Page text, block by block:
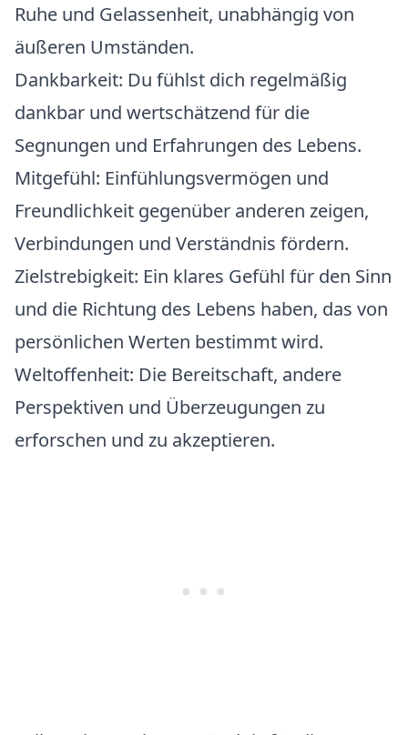
Ruhe und Gelassenheit, unabhängig von
äußeren Umständen.
Dankbarkeit: Du fühlst dich regelmäßig
dankbar und wertschätzend für die
Segnungen und Erfahrungen des Lebens.
Mitgefühl: Einfühlungsvermögen und
Freundlichkeit gegenüber anderen zeigen,
Verbindungen und Verständnis fördern.
Zielstrebigkeit: Ein klares Gefühl für den Sinn
und die Richtung des Lebens haben, das von
persönlichen Werten bestimmt wird.
Weltoffenheit: Die Bereitschaft, andere
Perspektiven und Überzeugungen zu
erforschen und zu akzeptieren.